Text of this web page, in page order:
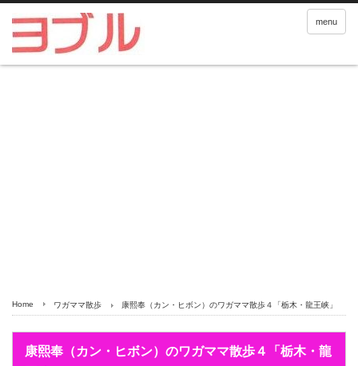
menu
Home ワガママ散歩 康熙奉（カン・ヒボン）のワガママ散歩４「栃木・龍王峡」
康熙奉（カン・ヒボン）のワガママ散歩４「栃木・龍